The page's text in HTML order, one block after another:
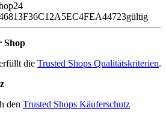
gültig
Shop
die Trusted Shops Qualitätskriterien.
den Trusted Shops Käuferschutz